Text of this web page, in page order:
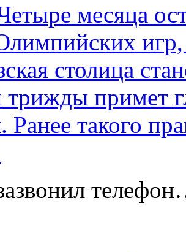
месяца
столица
трижды примет
Ранее такого